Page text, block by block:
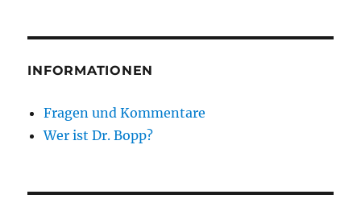
INFORMATIONEN
Fragen und Kommentare
Wer ist Dr. Bopp?